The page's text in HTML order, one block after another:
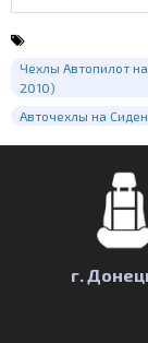
Чехлы Автопилот
2010)
Авточехлы на
г.